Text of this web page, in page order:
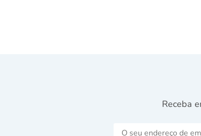
Receba